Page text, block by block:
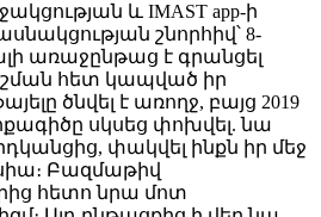
և IMAST app-ի
շնորհիվ՝ 8-
առաջընթաց է գրանցել
հետ կապված իր
ծնվել է առողջ, բայց 2019
սկսեց փոխվել. նա
փակվել ինքն իր մեջ
Բազմաթիվ
հետո նրա մոտ